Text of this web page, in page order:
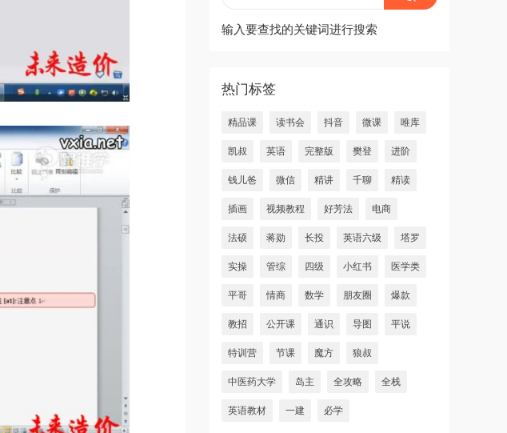
输入要查找的关键词进行搜索
热门标签
精品课 读书会 抖音 微课 唯库
凯叔 英语 完整版 樊登 进阶
钱儿爸 微信 精讲 千聊 精读
插画 视频教程 好芳法 电商
法硕 蒋勋 长投 英语六级 塔罗
实操 管综 四级 小红书 医学类
平哥 情商 数学 朋友圈 爆款
教招 公开课 通识 导图 平说
特训营 节课 魔方 狼叔
中医药大学 岛主 全攻略 全栈
英语教材 一建 必学